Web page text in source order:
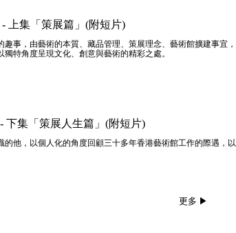
上集「策展篇」(附短片)
事，由藝術的本質、藏品管理、策展理念、藝術館擴建事宜，
特角度呈現文化、創意與藝術的精彩之處。
下集「策展人生篇」(附短片)
的他，以個人化的角度回顧三十多年香港藝術館工作的際遇，以
更多